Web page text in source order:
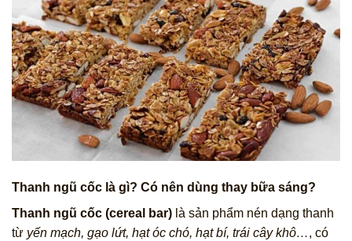
Thanh ngũ cốc là gì? Có nên dùng thay bữa sáng?
Thanh ngũ cốc (cereal bar) là sản phẩm nén dạng thanh
từ yến mạch, gạo lứt, hạt óc chó, hạt bí, trái cây khô…, có